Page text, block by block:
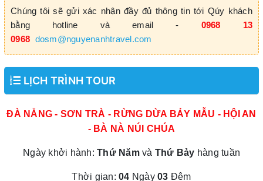
Chúng tôi sẽ gửi xác nhận đầy đủ thông tin tới Qúy khách
bằng hotline và email - 0968 13
0968 dosm@nguyenanhtravel.com
LỊCH TRÌNH TOUR
ĐÀ NẴNG - SƠN TRÀ - RỪNG DỪA BẢY MẪU - HỘI AN
- BÀ NÀ NÚI CHÚA
Ngày khởi hành: Thứ Nămvà Thứ Bảy hàng tuần
Thời gian: 04 Ngày03 Đêm